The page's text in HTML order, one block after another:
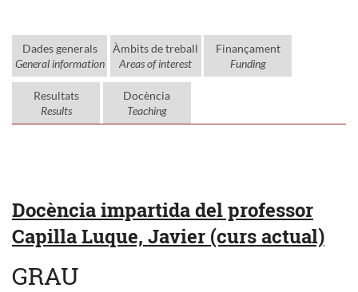
Dades generals
General information
Àmbits de treball
Areas of interest
Finançament
Funding
Resultats
Results
Docència
Teaching
Docència impartida del professor
Capilla Luque, Javier (curs actual)
GRAU